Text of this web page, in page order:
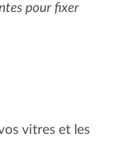
pour fixer
vitres et les